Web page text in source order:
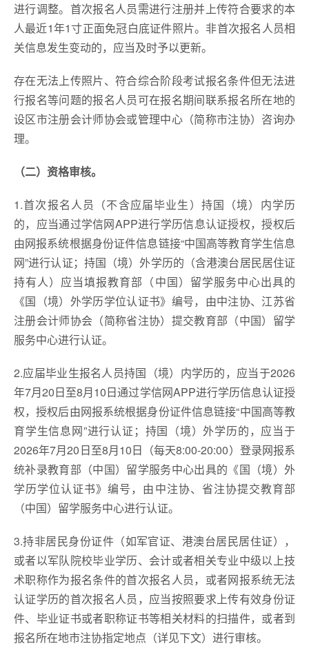
进行调整。首次报名人员需进行注册并上传符合要求的本
人最近1年1寸正面免冠白底证件照片。非首次报名人员相
关信息发生变动的，应当及时予以更新。
存在无法上传照片、符合综合阶段考试报名条件但无法进
行报名等问题的报名人员可在报名期间联系报名所在地的
设区市注册会计师协会或管理中心（简称市注协）咨询办
理。
（二）资格审核。
1.首次报名人员（不含应届毕业生）持国（境）内学历
的，应当通过学信网APP进行学历信息认证授权，授权后
由网报系统根据身份证件信息链接“中国高等教育学生信息
网”进行认证；持国（境）外学历的（含港澳台居民居住证
持有人）应当填报教育部（中国）留学服务中心出具的
《国（境）外学历学位认证书》编号，由中注协、江苏省
注册会计师协会（简称省注协）提交教育部（中国）留学
服务中心进行认证。
2.应届毕业生报名人员持国（境）内学历的，应当于2026
年7月20日至8月10日通过学信网APP进行学历信息认证授
权，授权后由网报系统根据身份证件信息链接“中国高等教
育学生信息网”进行认证；持国（境）外学历的，应当于
2026年7月20日至8月10日（每天8:00-20:00）登录网报系
统补录教育部（中国）留学服务中心出具的《国（境）外
学历学位认证书》编号，由中注协、省注协提交教育部
（中国）留学服务中心进行认证。
3.持非居民身份证件（如军官证、港澳台居民居住证），
或者以军队院校毕业学历、会计或者相关专业中级以上技
术职称作为报名条件的首次报名人员，或者网报系统无法
认证学历的首次报名人员，应当按照要求上传有效身份证
件、毕业证书或者职称证书等相关材料的扫描件，或者到
报名所在地市注协指定地点（详见下文）进行审核。